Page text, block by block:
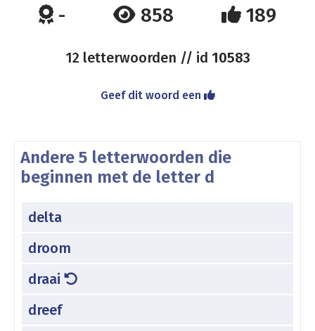
- 858 189
12 letterwoorden // id 10583
Geef dit woord een
Andere 5 letterwoorden die
beginnen met de letter d
delta
droom
draai
dreef